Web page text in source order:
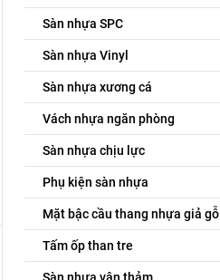
Sàn nhựa SPC
Sàn nhựa Vinyl
Sàn nhựa xương cá
Vách nhựa ngăn phòng
Sàn nhựa chịu lực
Phụ kiện sàn nhựa
Mặt bậc cầu thang nhựa giả gỗ
Tấm ốp than tre